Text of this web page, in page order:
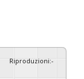
Riproduzioni:-